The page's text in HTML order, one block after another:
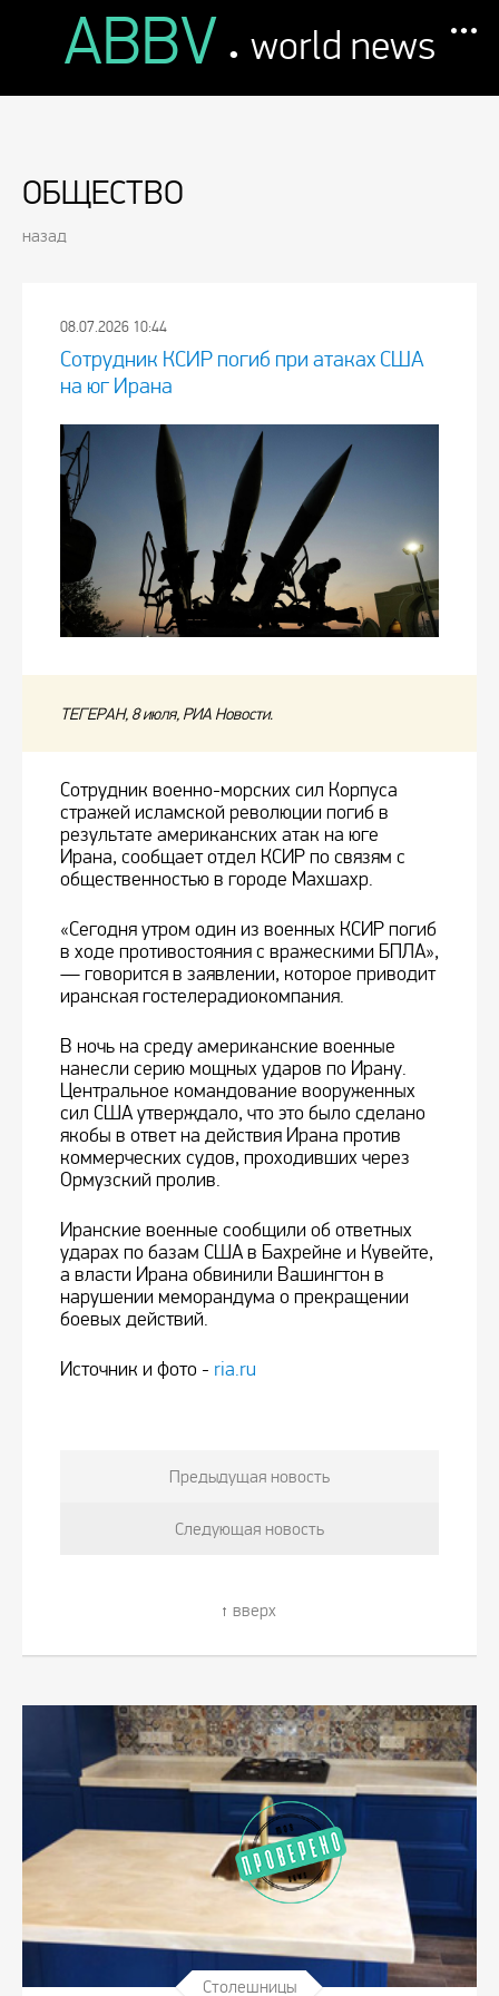
ABBV . world news
ОБЩЕСТВО
назад
08.07.2026 10:44
Сотрудник КСИР погиб при атаках США
на юг Ирана
ТЕГЕРАН, 8 июля, РИА Новости.
Сотрудник военно-морских сил Корпуса
стражей исламской революции погиб в
результате американских атак на юге
Ирана, сообщает отдел КСИР по связям с
общественностью в городе Махшахр.
«Сегодня утром один из военных КСИР погиб
в ходе противостояния с вражескими БПЛА»,
— говорится в заявлении, которое приводит
иранская гостелерадиокомпания.
В ночь на среду американские военные
нанесли серию мощных ударов по Ирану.
Центральное командование вооруженных
сил США утверждало, что это было сделано
якобы в ответ на действия Ирана против
коммерческих судов, проходивших через
Ормузский пролив.
Иранские военные сообщили об ответных
ударах по базам США в Бахрейне и Кувейте,
а власти Ирана обвинили Вашингтон в
нарушении меморандума о прекращении
боевых действий.
Источник и фото - ria.ru
Предыдущая новость
Следующая новость
вверх
Столешницы